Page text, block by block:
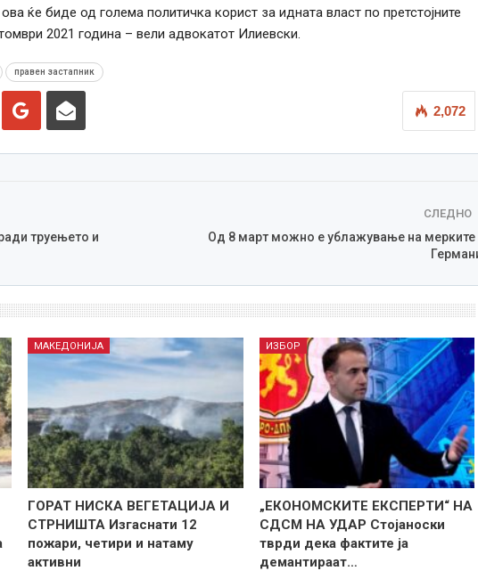
ќе биде од голема политичка корист за идната власт по претстојните
2021 година – вели адвокатот Илиевски.
правен застапник
2,072
труењето и
СЛЕДНО
Од 8 март можно е ублажување на мерките
МАКЕДОНИЈА
ГОРАТ НИСКА ВЕГЕТАЦИЈА И
СТРНИШТА Изгаснати 12
пожари, четири и натаму
активни
ИЗБОР
„ЕКОНОМСКИТЕ ЕКСПЕРТИ“ НА
СДСМ НА УДАР Стојаноски
тврди дека фактите ја
демантираат…